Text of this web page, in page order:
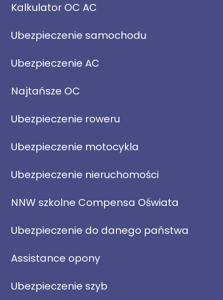
Kalkulator OC AC
Ubezpieczenie samochodu
Ubezpieczenie AC
Najtańsze OC
Ubezpieczenie roweru
Ubezpieczenie motocykla
Ubezpieczenie nieruchomości
NNW szkolne Compensa Oświata
Ubezpieczenie do danego państwa
Assistance opony
Ubezpieczenie szyb